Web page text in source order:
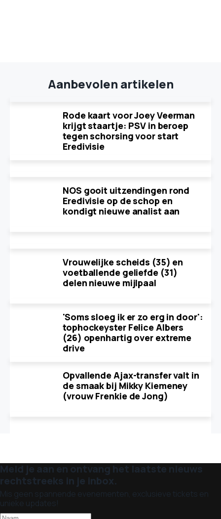
Aanbevolen artikelen
Rode kaart voor Joey Veerman
krijgt staartje: PSV in beroep
tegen schorsing voor start
Eredivisie
NOS gooit uitzendingen rond
Eredivisie op de schop en
kondigt nieuwe analist aan
Vrouwelijke scheids (35) en
voetballende geliefde (31)
delen nieuwe mijlpaal
'Soms sloeg ik er zo erg in door':
tophockeyster Felice Albers
(26) openhartig over extreme
drive
Opvallende Ajax-transfer valt in
de smaak bij Mikky Kiemeney
(vrouw Frenkie de Jong)
Meld je aan en ontvang het laatste nieuws
rechtstreeks in je inbox.
Mis geen spannende evenementen, exclusieve tickets en
unieke updates!